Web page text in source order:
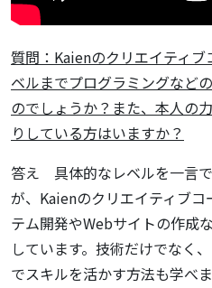
質問：Kaienのクリエイティ
ベルまでプログラミングなど
のでしょうか？また、本人の
りしている方はいますか？
答え 具体的なレベルを一言
が、Kaienのクリエイティブ
テム開発やWebサイトの作成
しています。技術だけでなく
でスキルを活かす方法も学べ